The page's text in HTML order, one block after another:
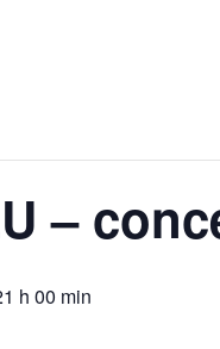
–
h 00 min